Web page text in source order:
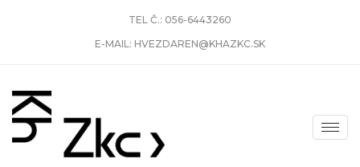
TEL Č.: 056-6443260
E-MAIL: HVEZDAREN@KHAZKC.SK